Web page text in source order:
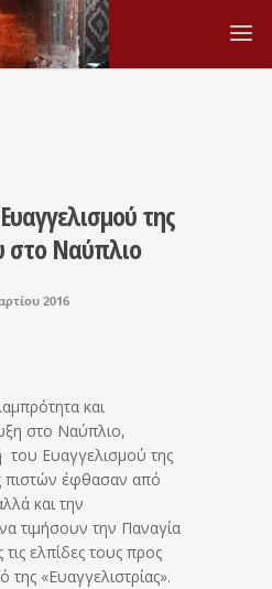
της
στο Ναύπλιο
2016
και
στο Ναύπλιο,
του Ευαγγελισμού της
πιστών έφθασαν από
και την
τιμήσουν την Παναγία
ελπίδες τους προς
«Ευαγγελιστρίας».